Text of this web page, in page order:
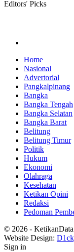
Editors' Picks
Home
Nasional
Advertorial
Pangkalpinang
Bangka
Bangka Tengah
Bangka Selatan
Bangka Barat
Belitung
Belitung Timur
Politik
Hukum
Ekonomi
Olahraga
Kesehatan
Ketikan Opini
Redaksi
Pedoman
© 2026 -
Website Design:
Sign in